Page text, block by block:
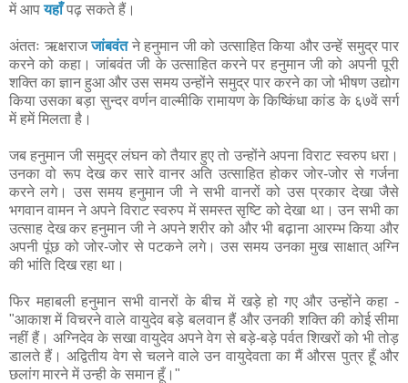
में आपयहाँपढ़ सकते हैं।
अंततः ऋक्षराजजांबवंतने हनुमान जी को उत्साहित किया और उन्हें समुद्र पार
करने को कहा। जांबवंत जी के उत्साहित करने पर हनुमान जी को अपनी पूरी
शक्ति का ज्ञान हुआ और उस समय उन्होंने समुद्र पार करने का जो भीषण उद्योग
किया उसका बड़ा सुन्दर वर्णन वाल्मीकि रामायण के किष्किंधा कांड के ६७वें सर्ग
में हमें मिलता है।
जब हनुमान जी समुद्र लंघन को तैयार हुए तो उन्होंने अपना विराट स्वरुप धरा।
उनका वो रूप देख कर सारे वानर अति उत्साहित होकर जोर-जोर से गर्जना
करने लगे। उस समय हनुमान जी ने सभी वानरों को उस प्रकार देखा जैसे
भगवान वामन ने अपने विराट स्वरुप में समस्त सृष्टि को देखा था। उन सभी का
उत्साह देख कर हनुमान जी ने अपने शरीर को और भी बढ़ाना आरम्भ किया और
अपनी पूंछ को जोर-जोर से पटकने लगे। उस समय उनका मुख साक्षात् अग्नि
की भांति दिख रहा था।
फिर महाबली हनुमान सभी वानरों के बीच में खड़े हो गए और उन्होंने कहा -
"आकाश में विचरने वाले वायुदेव बड़े बलवान हैं और उनकी शक्ति की कोई सीमा
नहीं हैं। अग्निदेव के सखा वायुदेव अपने वेग से बड़े-बड़े पर्वत शिखरों को भी तोड़
डालते हैं। अद्वितीय वेग से चलने वाले उन वायुदेवता का मैं औरस पुत्र हूँ और
छलांग मारने में उन्ही के समान हूँ।"